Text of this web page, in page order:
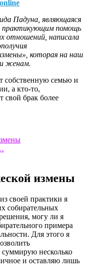
Падуна, являющаяся
практикующим помощь
отношений, написала
которая на наш
и женам.
собственную семью и
а кто-то,
брак более
измены
своей практики я
собирательных
могу ли я
примера
Для этого я
несколько
и оставляю лишь